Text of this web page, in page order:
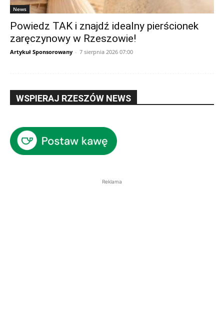
News
Powiedz TAK i znajdź idealny pierścionek
zaręczynowy w Rzeszowie!
Artykuł Sponsorowany - 7 sierpnia 2026 07:00
WSPIERAJ RZESZÓW NEWS
Reklama